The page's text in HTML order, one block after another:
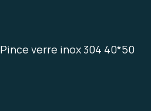
Pince verre inox 304 40*50